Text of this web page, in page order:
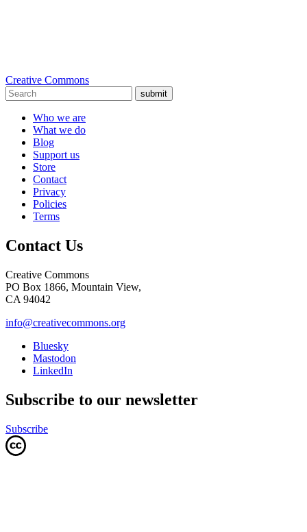
Creative Commons
submit
Who we are
What we do
Blog
Support us
Store
Contact
Privacy
Policies
Terms
Contact Us
Creative Commons
PO Box 1866, Mountain View,
CA 94042
info@creativecommons.org
Bluesky
Mastodon
LinkedIn
Subscribe to our newsletter
Subscribe